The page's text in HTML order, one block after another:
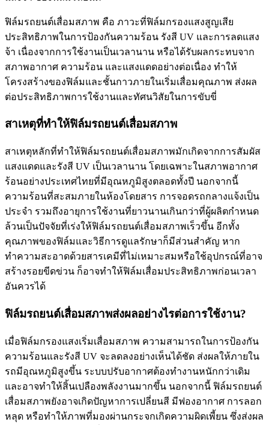
ฟิล์มรถยนต์เสื่อมสภาพ คือ ภาวะที่ฟิล์มกรองแสงสูญเสีย
ประสิทธิภาพในการป้องกันความร้อน รังสี UV และการลดแสง
จ้า เนื่องจากการใช้งานเป็นเวลานาน หรือได้รับผลกระทบจาก
สภาพอากาศ ความร้อน และแสงแดดอย่างต่อเนื่อง ทำให้
โครงสร้างของฟิล์มและชั้นกาวภายในเริ่มเสื่อมคุณภาพ ส่งผล
ต่อประสิทธิภาพการใช้งานและทัศนวิสัยในการขับขี่
สาเหตุที่ทำให้ฟิล์มรถยนต์เสื่อมสภาพ
สาเหตุหลักที่ทำให้ฟิล์มรถยนต์เสื่อมสภาพมักเกิดจากการสัมผัส
แสงแดดและรังสี UV เป็นเวลานาน โดยเฉพาะในสภาพอากาศ
ร้อนอย่างประเทศไทยที่มีอุณหภูมิสูงตลอดทั้งปี นอกจากนี้
ความร้อนที่สะสมภายในห้องโดยสาร การจอดรถกลางแจ้งเป็น
ประจำ รวมถึงอายุการใช้งานที่ยาวนานเกินกว่าที่ผู้ผลิตกำหนด
ล้วนเป็นปัจจัยที่เร่งให้ฟิล์มรถยนต์เสื่อมสภาพเร็วขึ้น อีกทั้ง
คุณภาพของฟิล์มและวิธีการดูแลรักษาก็มีส่วนสำคัญ หาก
ทำความสะอาดด้วยสารเคมีที่ไม่เหมาะสมหรือใช้อุปกรณ์ที่อาจ
สร้างรอยขีดข่วน ก็อาจทำให้ฟิล์มเสื่อมประสิทธิภาพก่อนเวลา
อันควรได้
ฟิล์มรถยนต์เสื่อมสภาพส่งผลอย่างไรต่อการใช้งาน?
เมื่อฟิล์มกรองแสงเริ่มเสื่อมสภาพ ความสามารถในการป้องกัน
ความร้อนและรังสี UV จะลดลงอย่างเห็นได้ชัด ส่งผลให้ภายใน
รถมีอุณหภูมิสูงขึ้น ระบบปรับอากาศต้องทำงานหนักกว่าเดิม
และอาจทำให้สิ้นเปลืองพลังงานมากขึ้น นอกจากนี้ ฟิล์มรถยนต์
เสื่อมสภาพยังอาจเกิดปัญหาการเปลี่ยนสี มีฟองอากาศ การลอก
หลุด หรือทำให้ภาพที่มองผ่านกระจกเกิดความผิดเพี้ยน ซึ่งส่งผล